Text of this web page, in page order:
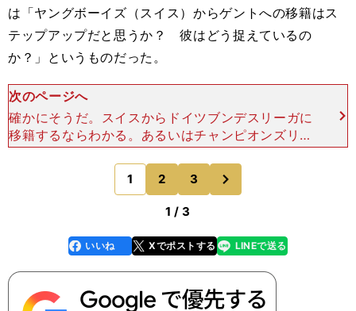
は「ヤングボーイズ（スイス）からゲントへの移籍はス
テップアップだと思うか？ 彼はどう捉えているの
か？」というものだった。
次のページへ
確かにそうだ。スイスからドイツブンデスリーガに
移籍するならわかる。あるいはチャンピオンズリー
グに出場しているクラブであれば、４大リーグでは
なくてもステップアップと言えるだろう。 そうい
う意味で、今季
1 2 3
1 / 3
faceboo
k
いいね Xでポストする
line LINEで送る